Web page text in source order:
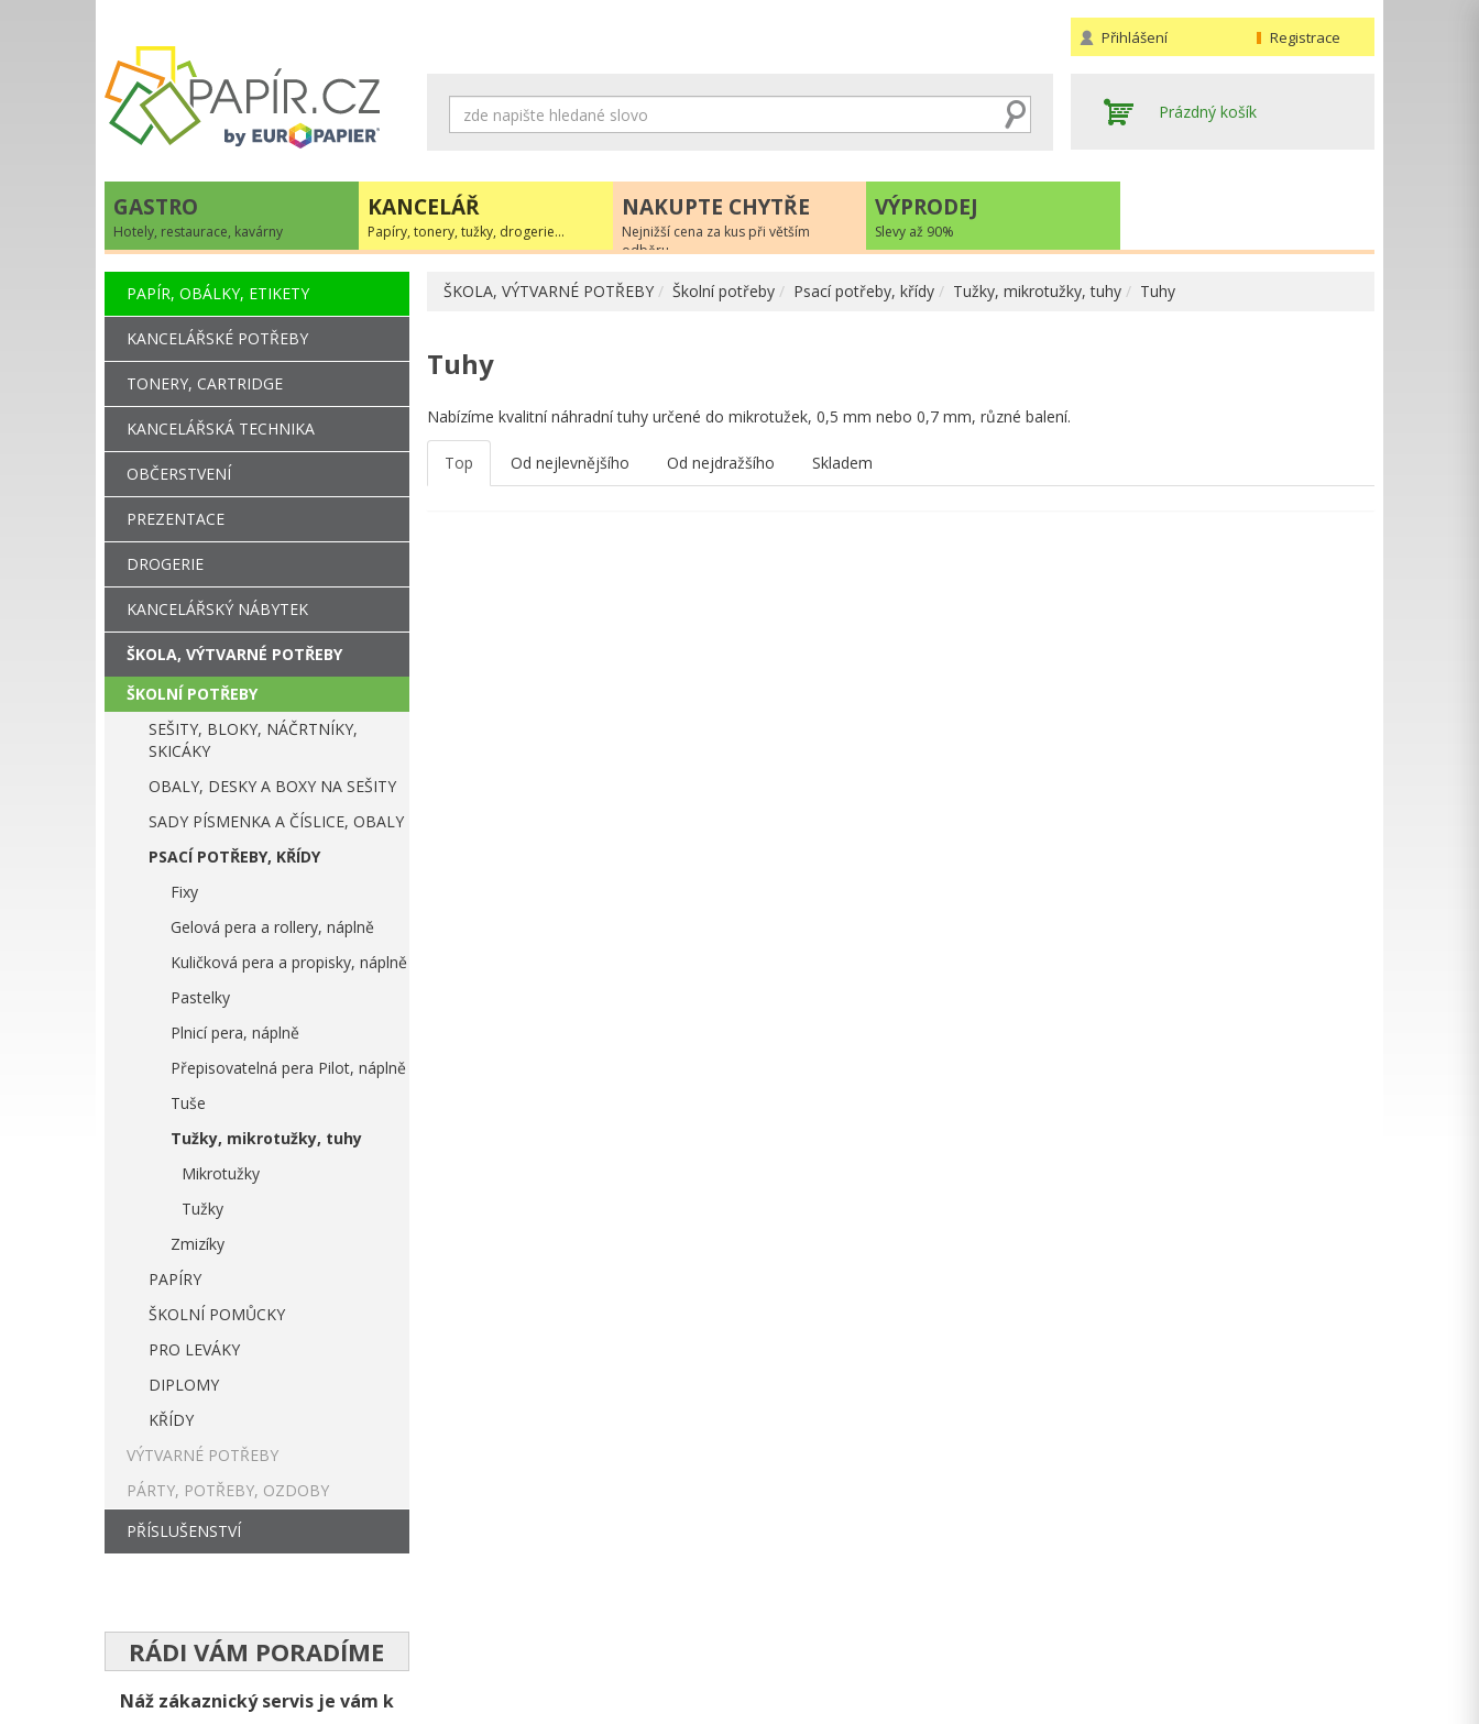
Přihlášení Registrace
Prázdný košík
GASTRO
Hotely, restaurace, kavárny
KANCELÁŘ
Papíry, tonery, tužky, drogerie...
NAKUPTE CHYTŘE
Nejnižší cena za kus při větším
odběru
VÝPRODEJ
Slevy až 90%
ŠKOLA, VÝTVARNÉ POTŘEBY Školní potřeby Psací potřeby, křídy Tužky, mikrotužky, tuhy Tuhy
Tuhy
Nabízíme kvalitní náhradní tuhy určené do mikrotužek, 0,5 mm nebo 0,7 mm, různé balení.
Top Od nejlevnějšího Od nejdražšího Skladem
PAPÍR, OBÁLKY, ETIKETY
KANCELÁŘSKÉ POTŘEBY
TONERY, CARTRIDGE
KANCELÁŘSKÁ TECHNIKA
OBČERSTVENÍ
PREZENTACE
DROGERIE
KANCELÁŘSKÝ NÁBYTEK
ŠKOLA, VÝTVARNÉ POTŘEBY
ŠKOLNÍ POTŘEBY
SEŠITY, BLOKY, NÁČRTNÍKY,
SKICÁKY
OBALY, DESKY A BOXY NA SEŠITY
SADY PÍSMENKA A ČÍSLICE, OBALY
PSACÍ POTŘEBY, KŘÍDY
Fixy
Gelová pera a rollery, náplně
Kuličková pera a propisky, náplně
Pastelky
Plnicí pera, náplně
Přepisovatelná pera Pilot, náplně
Tuše
Tužky, mikrotužky, tuhy
Mikrotužky
Tužky
Zmizíky
PAPÍRY
ŠKOLNÍ POMŮCKY
PRO LEVÁKY
DIPLOMY
KŘÍDY
VÝTVARNÉ POTŘEBY
PÁRTY, POTŘEBY, OZDOBY
PŘÍSLUŠENSTVÍ
RÁDI VÁM PORADÍME
Náž zákaznický servis je vám k